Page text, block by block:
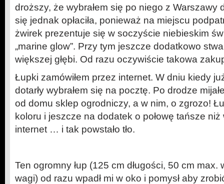
droższy, że wybrałem się po niego z Warszawy
się jednak opłaciła, ponieważ na miejscu
żwirek prezentuje się w soczyście niebieskim
„marine glow”. Przy tym jeszcze dodatkowo
większej głębi. Od razu oczywiście takowa
Łupki zamówiłem przez internet. W dniu kiedy
dotarły wybrałem się na pocztę. Po drodze
od domu sklep ogrodniczy, a w nim, o zgrozo!
koloru i jeszcze na dodatek o połowę tańsze niż
internet … i tak powstało tło.
Ten ogromny łup (125 cm długości, 50 cm max.
wagi) od razu wpadł mi w oko i pomysł aby